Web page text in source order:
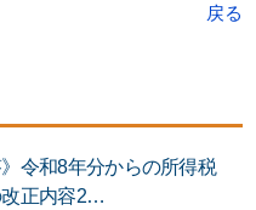
戻る
》令和8年分からの所得税
改正内容2…